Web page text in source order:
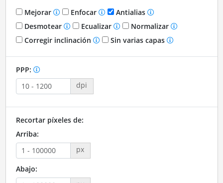
Mejorar Enfocar
Antialias
Desmotear
Ecualizar
Normalizar
Corregir inclinación
Sin varias capas
PPP:
dpi
Recortar píxeles de:
Arriba:
px
Abajo: